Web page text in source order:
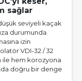
sağlar
seviyeli kaçak
durumunda
izin
VDI-32 / 32
ile hem korozyona
doğru bir denge